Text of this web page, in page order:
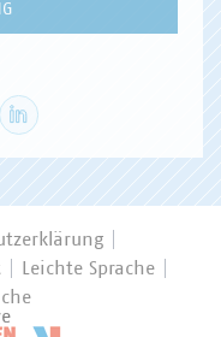
Leichte Sprache